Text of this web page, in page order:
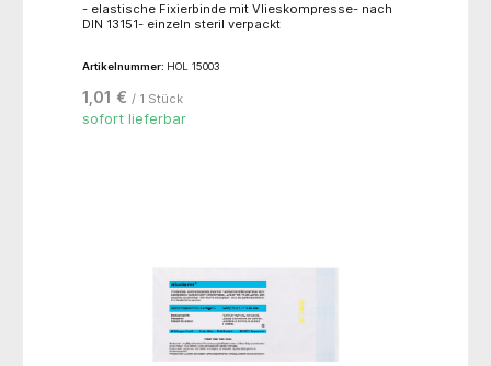
- elastische Fixierbinde mit Vlieskompresse- nach
DIN 13151- einzeln steril verpackt
Artikelnummer: HOL 15003
1,01 € / 1 Stück
sofort lieferbar